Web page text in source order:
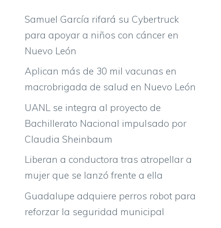
Samuel García rifará su Cybertruck
para apoyar a niños con cáncer en
Nuevo León
Aplican más de 30 mil vacunas en
macrobrigada de salud en Nuevo León
UANL se integra al proyecto de
Bachillerato Nacional impulsado por
Claudia Sheinbaum
Liberan a conductora tras atropellar a
mujer que se lanzó frente a ella
Guadalupe adquiere perros robot para
reforzar la seguridad municipal